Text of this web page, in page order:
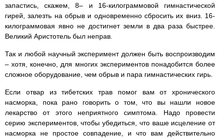
запастись, скажем, 8– и 16-килограммовой гимнастической
гирей, залезть на обрыв и одновременно сбросить их вниз. 16-
килограммовая явно не достигнет земли в два раза быстрее.
Великий Аристотель был неправ.
Так и любой научный эксперимент должен быть воспроизводим
– хотя, конечно, для многих экспериментов понадобится более
сложное оборудование, чем обрыв и пара гимнастических гирь.
Если отвар из тибетских трав помог вам от хронического
насморка, пока рано говорить о том, что вы нашли новое
лекарство от этого неприятного симптома. Надо провести
серию экспериментов, чтобы убедиться, что ваше исцеление от
насморка не простое совпадение, и что вам действительно